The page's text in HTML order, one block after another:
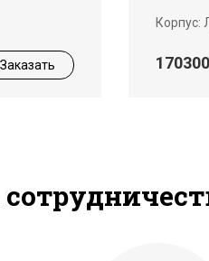
Заказать
Корпус:
170300